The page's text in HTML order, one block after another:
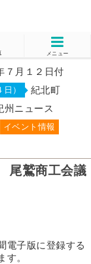
メニュー
７月１２日付
） 紀北町
州ニュース
イベント情報
鷲商工会議
電子版に登録する
。